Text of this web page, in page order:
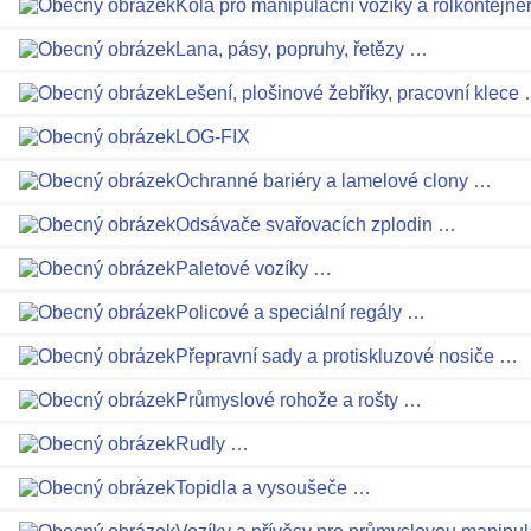
Kola pro manipulační vozíky a
Lana, pásy, popruhy, řetězy …
Lešení, plošinové žebříky, pracovní klece
LOG-FIX
Ochranné bariéry a lamelové clony …
Odsávače svařovacích zplodin …
Paletové vozíky …
Policové a speciální regály …
Přepravní sady a protiskluzové nosiče …
Průmyslové rohože a rošty …
Rudly …
Topidla a vysoušeče …